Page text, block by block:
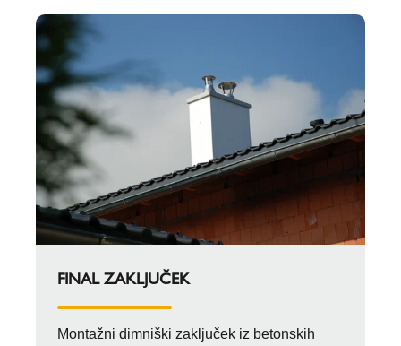
FINAL ZAKLJUČEK
Montažni dimniški zaključek iz betonskih